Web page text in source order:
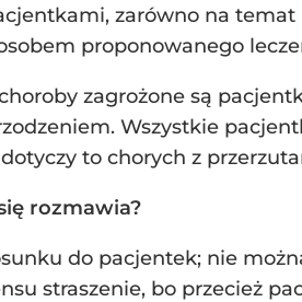
zarówno na
proponowanego
zagrożone są
Wszystkie
to chorych z
rozmawia?
do pacjentek; nie
straszenie, bo przecież